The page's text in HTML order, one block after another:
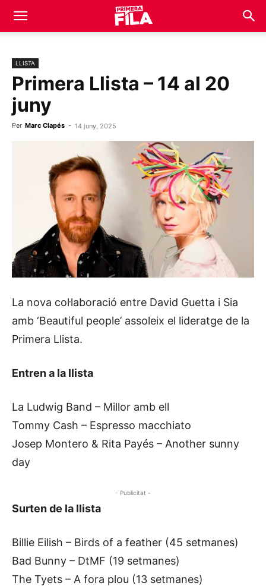
LLISTA
Primera Llista – 14 al 20
juny
Per Marc Clapés - 14 juny, 2025
La nova col·laboració entre David Guetta i Sia
amb ‘Beautiful people’ assoleix el lideratge de la
Primera Llista.
Entren a la llista
La Ludwig Band – Millor amb ell
Tommy Cash – Espresso macchiato
Josep Montero & Rita Payés – Another sunny
day
- Publicitat -
Surten de la llista
Billie Eilish – Birds of a feather (45 setmanes)
Bad Bunny – DtMF (19 setmanes)
The Tyets – A fora plou (13 setmanes)